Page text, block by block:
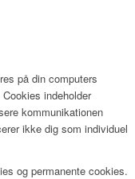
på din computers
indeholder
kommunikationen
ikke dig som individuel
og permanente cookies.